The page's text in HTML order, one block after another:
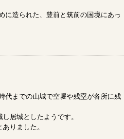
に造られた、豊前と筑前の国境にあっ
代までの山城で空堀や残塁が各所に残
居城としたようです。
りました。